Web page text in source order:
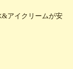
&アイクリームが安